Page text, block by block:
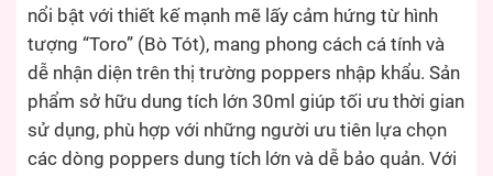
nổi bật với thiết kế mạnh mẽ lấy cảm hứng từ hình
tượng “Toro” (Bò Tót), mang phong cách cá tính và
dễ nhận diện trên thị trường poppers nhập khẩu. Sản
phẩm sở hữu dung tích lớn 30ml giúp tối ưu thời gian
sử dụng, phù hợp với những người ưu tiên lựa chọn
các dòng poppers dung tích lớn và dễ bảo quản. Với